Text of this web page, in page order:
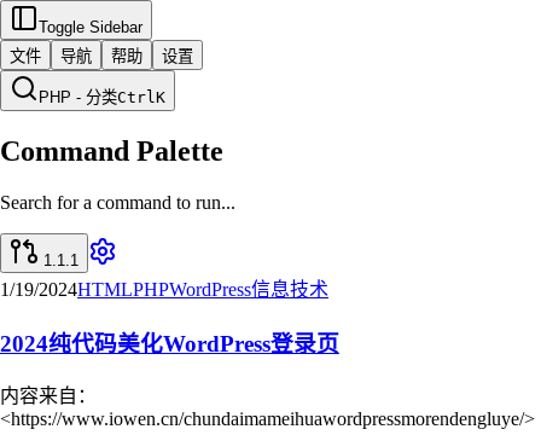
Toggle Sidebar
文件
导航 帮助 设置
PHP - 分类CtrlK
Command Palette
Search for a command to run...
1.1.1
1/19/2024HTMLPHPWordPress信息技术
2024纯代码美化WordPress登录页
内容来自：
<https://www.iowen.cn/chundaimameihuawordpressmorendengluye/>